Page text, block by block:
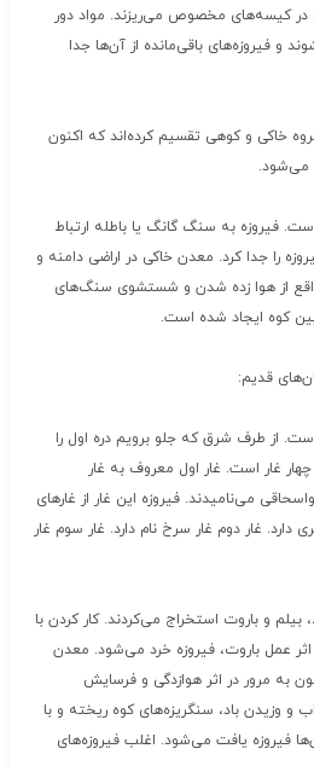
در کیسه‌های مخصوص می‌ریزند. مواد دور
و فیروزه‌های باقی‌مانده از آن‌ها جدا
خاکی و کوهی تقسیم کرده‌اند که اکنون
می‌شود.
فیروزه به سنگ گانگ یا باطله ارتباط
را جدا کرد. معدن خاکی در اراضی دامنه و
از هوا زده شدن و شستشوی سنگ‌های
کوه ایجاد شده است.
قدیم:
از طرف شرق که جلو برویم دره اول را
غار است. غار اول معروف به غار
می‌نامیدند. فیروزه این غار از غارهای
غار دوم غار سرخ نام دارد. غار سوم غار
بیلم و باروت استخراج می‌کردند. کار کردن با
اثر عمل باروت، فیروزه خرد می‌شود. معدن
به مرور در اثر هوازدگی و فرسایش
و وزیدن باد، سنگریزه‌های کوه ریخته و با
فیروزه یافت می‌شود. اغلب فیروزه‌های